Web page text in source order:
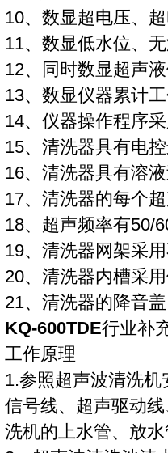
10、数显超电压、
11、数显低水位、
12、同时数显超声
13、数显仪器累计
14、仪器操作程序
15、清洗器具有电
16、清洗器具有溶
17、清洗器的每个
18、超声频率有50/
19、清洗器网架采
20、清洗器内槽采
21、清洗器的降音
KQ-600TDE行业补
工作原理
1.参照超声波清洗
信号线、超声驱动
洗机的上水管、放